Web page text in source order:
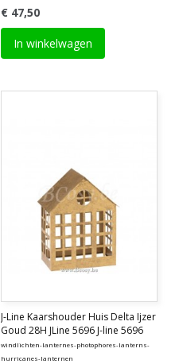
€ 47,50
In winkelwagen
J-Line Kaarshouder Huis Delta Ijzer
Goud 28H JLine 5696 J-line 5696
windlichten-lanternes-photophores-lanterns-
hurricanes-lanternen